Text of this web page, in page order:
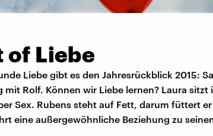
of Liebe
Liebe gibt es den Jahresrückblick 2015:
mit Rolf. Können wir Liebe lernen? Laura
Sex. Rubens steht auf Fett, darum füttert
eine außergewöhnliche Beziehung zu